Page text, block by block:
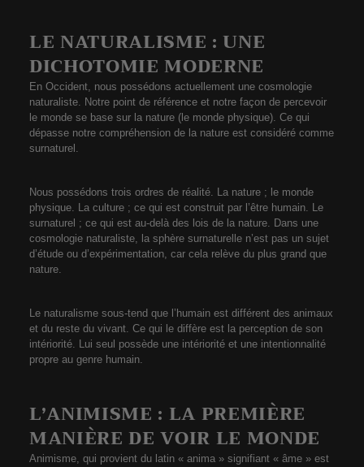
LE NATURALISME : UNE
DICHOTOMIE MODERNE
En Occident, nous possédons actuellement une cosmologie
naturaliste. Notre point de référence et notre façon de percevoir
le monde se base sur la nature (le monde physique). Ce qui
dépasse notre compréhension de la nature est considéré comme
surnaturel.
Nous possédons trois ordres de réalité. La nature ; le monde
physique. La culture ; ce qui est construit par l’être humain. Le
surnaturel ; ce qui est au-delà des lois de la nature. Dans une
cosmologie naturaliste, la sphère surnaturelle n’est pas un sujet
d’étude ou d’expérimentation, car cela relève du plus grand que
nature.
Le naturalisme sous-tend que l’humain est différent des animaux
et du reste du vivant. Ce qui le diffère est la perception de son
intériorité. Lui seul possède une intériorité et une intentionnalité
propre au genre humain.
L’ANIMISME : LA PREMIÈRE
MANIÈRE DE VOIR LE MONDE
Animisme, qui provient du latin « anima » signifiant « âme » est